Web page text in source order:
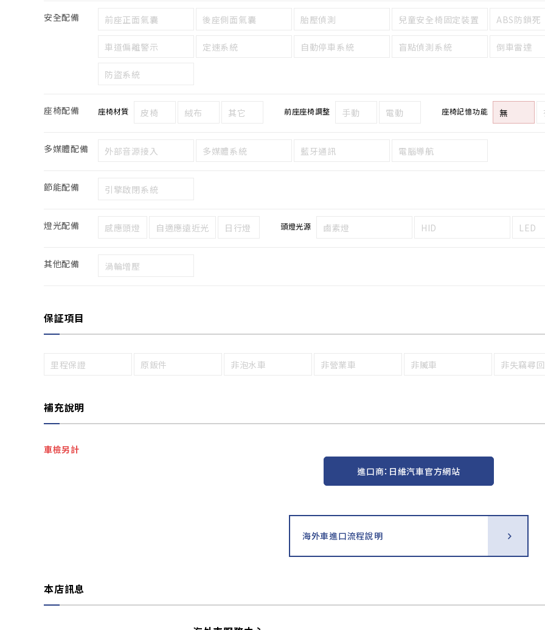
安全配備 前座正面氣囊 後座側面氣囊 胎壓偵測 兒童安全椅固定裝置 ABS防鎖死
車道偏離警示 定速系統 自動停車系統 盲點偵測系統 倒車雷達
防盜系統
座椅配備 座椅材質 皮椅 絨布 其它 前座座椅調整 手動 電動 座椅記憶功能 無
多媒體配備 外部音源接入 多媒體系統 藍牙通訊 電腦導航
節能配備 引擎啟閉系統
燈光配備 感應頭燈 自適應遠近光 日行燈 頭燈光源 鹵素燈 HID LED
其他配備 渦輪增壓
保証項目
里程保證 原鈑件 非泡水車 非營業車 非贓車 非失竊尋
補充說明
車檢另計
進口商：日維汽車官方網站
海外車進口流程說明
本店訊息